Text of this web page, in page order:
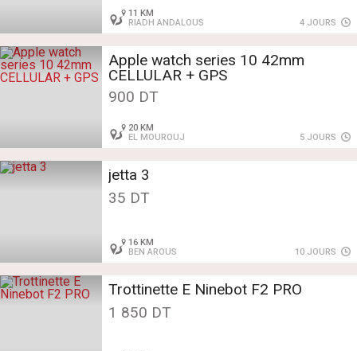
11 KM
RIADH ANDALOUS
4 JOURS
Apple watch series 10 42mm
CELLULAR + GPS
900 DT
20 KM
EL MOUROUJ
5 JOURS
jetta 3
35 DT
16 KM
BEN AROUS
10 JOURS
Trottinette E Ninebot F2 PRO
1 850 DT